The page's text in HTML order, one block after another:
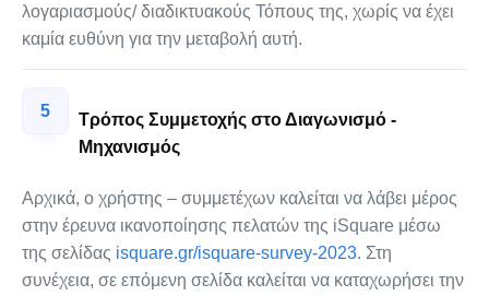
λογαριασμούς/ διαδικτυακούς Τόπους της, χωρίς να έχει
καμία ευθύνη για την μεταβολή αυτή.
5
Τρόπος Συμμετοχής στο Διαγωνισμό -
Μηχανισμός
Αρχικά, ο χρήστης – συμμετέχων καλείται να λάβει μέρος
στην έρευνα ικανοποίησης πελατών της iSquare μέσω
της σελίδας isquare.gr/isquare-survey-2023. Στη
συνέχεια, σε επόμενη σελίδα καλείται να καταχωρήσει την